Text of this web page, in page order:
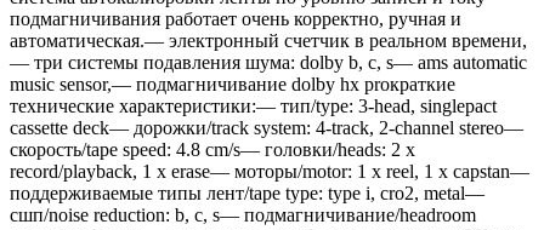
подмагничивания работает очень корректно, ручная и
автоматическая.— электронный счетчик в реальном времени,
— три системы подавления шума: dolby b, c, s— ams automatic
music sensor,— подмагничивание dolby hx proкраткие
технические характеристики:— тип/type: 3-head, singlepact
cassette deck— дорожки/track system: 4-track, 2-channel stereo—
скорость/tape speed: 4.8 cm/s— головки/heads: 2 x
record/playback, 1 x erase— моторы/motor: 1 x reel, 1 x capstan—
поддерживаемые типы лент/tape type: type i, cro2, metal—
сшп/noise reduction: b, c, s— подмагничивание/headroom